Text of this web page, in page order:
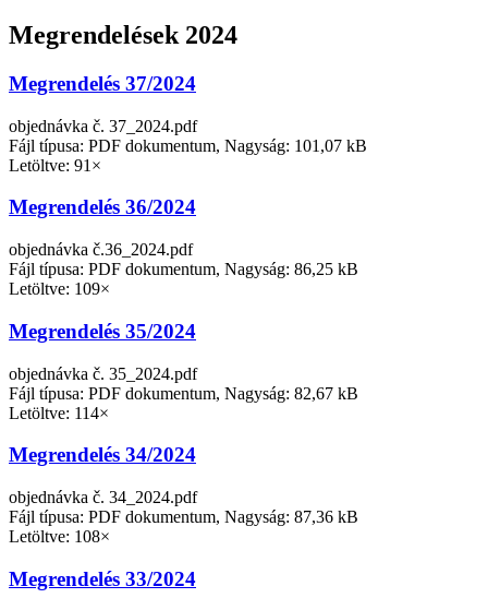
Megrendelések 2024
Megrendelés 37/2024
objednávka č. 37_2024.pdf
Fájl típusa: PDF dokumentum, Nagyság: 101,07 kB
Letöltve: 91×
Megrendelés 36/2024
objednávka č.36_2024.pdf
Fájl típusa: PDF dokumentum, Nagyság: 86,25 kB
Letöltve: 109×
Megrendelés 35/2024
objednávka č. 35_2024.pdf
Fájl típusa: PDF dokumentum, Nagyság: 82,67 kB
Letöltve: 114×
Megrendelés 34/2024
objednávka č. 34_2024.pdf
Fájl típusa: PDF dokumentum, Nagyság: 87,36 kB
Letöltve: 108×
Megrendelés 33/2024